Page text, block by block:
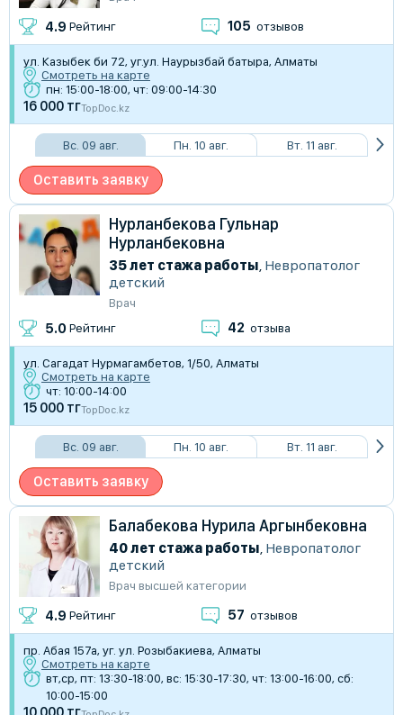
4.9 Рейтинг 105 отзывов
ул. Казыбек би 72, уг.ул. Наурызбай батыра, Алматы
Смотреть на карте
пн: 15:00-18:00, чт: 09:00-14:30
16 000 тгTopDoc.kz
Вс. 09 авг. Пн. 10 авг. Вт. 11 авг.
Оставить заявку
Нурланбекова Гульнар
Нурланбековна
35 лет стажа работы, Невропатолог
детский
Врач
5.0 Рейтинг 42 отзыва
ул. Сагадат Нурмагамбетов, 1/50, Алматы
Смотреть на карте
чт: 10:00-14:00
15 000 тгTopDoc.kz
Вс. 09 авг. Пн. 10 авг. Вт. 11 авг.
Оставить заявку
Балабекова Нурила Аргынбековна
40 лет стажа работы, Невропатолог
детский
Врач высшей категории
4.9 Рейтинг 57 отзывов
пр. Абая 157а, уг. ул. Розыбакиева, Алматы
Смотреть на карте
вт,ср, пт: 13:30-18:00, вс: 15:30-17:30, чт: 13:00-16:00, сб:
10:00-15:00